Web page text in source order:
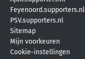
Feyenoord.supporters.nl
PSV.supporters.nl
Sitemap
Mijn voorkeuren
Cookie-instellingen